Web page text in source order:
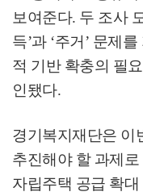
보여준다. 두 조사
득’과 ‘주거 ’ 문제를
적 기반 확충의 필
인됐다.
경기복지재단은 이
추진해야 할 과제로
자립주택 공급 확대